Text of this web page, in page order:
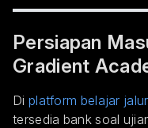
Persiapan
Gradient
Di platform belajar
tersedia bank soal